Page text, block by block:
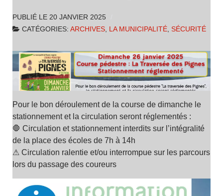
PUBLIÉ LE 20 JANVIER 2025
CATÉGORIES: ARCHIVES, LA MUNICIPALITÉ, SÉCURITÉ
Pour le bon déroulement de la course de dimanche le
stationnement et la circulation seront réglementés :
🛑 Circulation et stationnement interdits sur l’intégralité
de la place des écoles de 7h à 14h
⚠ Circulation ralentie et/ou interrompue sur les parcours
lors du passage des coureurs